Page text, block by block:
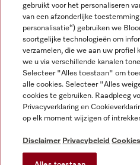
Wettelijke Informatie
Algemene voorwaarden
Privacybeleid
Gebruiksvoorwaarden
Toegankelijkheidsverklaring
Digital Services Act
gebruikt voor het personaliseren
van een afzonderlijke toestemming
personalisatie“) gebruiken we
soortgelijke technologieën om
verzamelen, die we aan uw profiel
we u via verschillende kanalen
Selecteer "Alles toestaan" om
alle cookies. Selecteer "Alles
cookies te gebruiken. Raadpleeg
Privacyverklaring en
op elk moment wijzigen of
Disclaimer Privacybeleid Cookies